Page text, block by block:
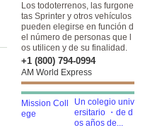
Los todoterrenos, las furgone
tas Sprinter y otros vehículos
pueden elegirse en función d
el número de personas que l
os utilicen y de su finalidad.
+1 (800) 794-0994
AM World Express
Un colegio univ
ersitario ・de d
os años de...